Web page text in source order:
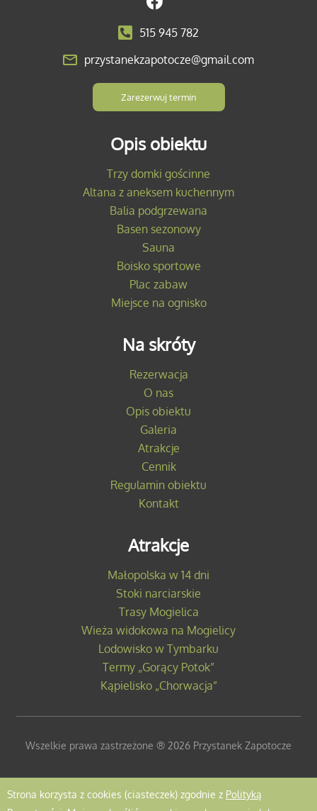
515 945 782
przystanekzapotocze@gmail.com
Zarezerwuj termin
Opis obiektu
Trzy domki gościnne
Altana z aneksem kuchennym
Balia podgrzewana
Basen sezonowy
Sauna
Boisko sportowe
Plac zabaw
Miejsce na ognisko
Na skróty
Rezerwacja
O nas
Opis obiektu
Galeria
Atrakcje
Cennik
Regulamin obiektu
Kontakt
Atrakcje
Małopolska w 14 dni
Stoki narciarskie
Trasy Mogielica
Wieża widokowa na Mogielicy
Lodowisko w Tymbarku
Termy „Gorący Potok”
Kąpielisko „Chorwacja”
Wszelkie prawa zastrzeżone ® 2026 Przystanek Zapotocze
Strona korzysta z cookies (ciasteczek) zgodnie z Polityką